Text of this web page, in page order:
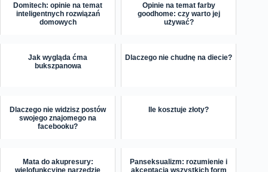
Domitech: opinie na temat
inteligentnych rozwiązań
domowych
Opinie na temat farby
goodhome: czy warto jej
używać?
Jak wygląda ćma
bukszpanowa
Dlaczego nie chudnę na diecie?
Dlaczego nie widzisz postów
swojego znajomego na
facebooku?
Ile kosztuje złoty?
Mata do akupresury:
wielofunkcyjne narzędzie
Panseksualizm: rozumienie i
akceptacja wszystkich form